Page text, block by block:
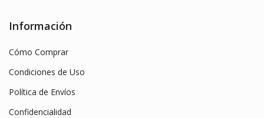
Información
Cómo Comprar
Condiciones de Uso
Política de Envíos
Confidencialidad